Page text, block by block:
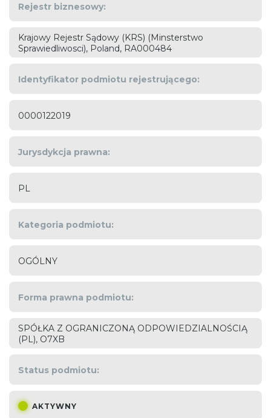
Rejestr biznesowy:
Krajowy Rejestr Sądowy (KRS) (Minsterstwo
Sprawiedliwosci), Poland, RA000484
Identyfikator podmiotu rejestrującego:
0000122019
Jurysdykcja prawna:
PL
Kategoria podmiotu:
OGÓLNY
Forma prawna podmiotu:
SPÓŁKA Z OGRANICZONĄ ODPOWIEDZIALNOŚCIĄ
(PL), O7XB
Status podmiotu:
AKTYWNY